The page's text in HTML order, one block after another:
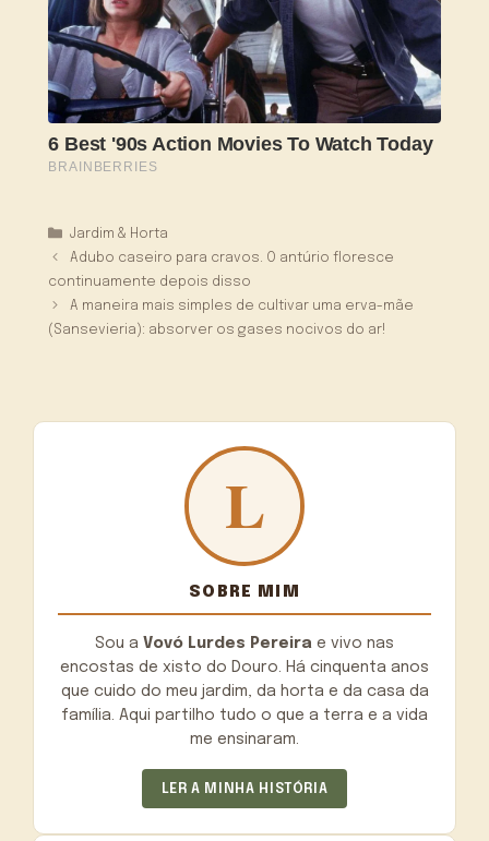
Categorias
Jardim & Horta
Adubo caseiro para cravos. O antúrio floresce
continuamente depois disso
A maneira mais simples de cultivar uma erva-mãe
(Sansevieria): absorver os gases nocivos do ar!
SOBRE MIM
Sou a Vovó Lurdes Pereira e vivo nas
encostas de xisto do Douro. Há cinquenta anos
que cuido do meu jardim, da horta e da casa da
família. Aqui partilho tudo o que a terra e a vida
me ensinaram.
LER A MINHA HISTÓRIA